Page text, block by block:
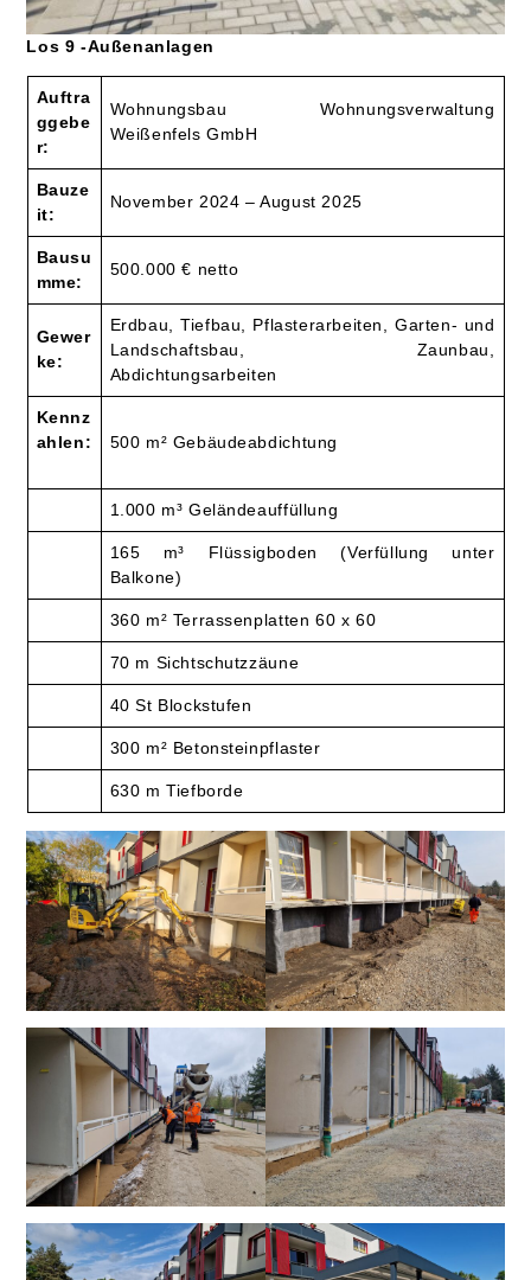
Los 9 -Außenanlagen
Auftra
ggebe
r:
Wohnungsbau Wohnungsverwaltung
Weißenfels GmbH
Bauze
it:
November 2024 – August 2025
Bausu
mme:
500.000 € netto
Gewer
ke:
Erdbau, Tiefbau, Pflasterarbeiten, Garten- und
Landschaftsbau, Zaunbau,
Abdichtungsarbeiten
Kennz
ahlen:
500 m² Gebäudeabdichtung
1.000 m³ Geländeauffüllung
165 m³ Flüssigboden (Verfüllung unter
Balkone)
360 m² Terrassenplatten 60 x 60
70 m Sichtschutzzäune
40 St Blockstufen
300 m² Betonsteinpflaster
630 m Tiefborde